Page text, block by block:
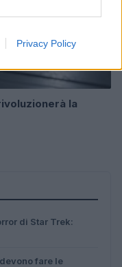
Privacy Policy
la
di Star Trek:
fare le